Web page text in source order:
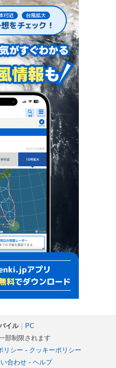
イル｜ PC
部制限されます
リシー - クッキーポリシー
合わせ- ヘルプ